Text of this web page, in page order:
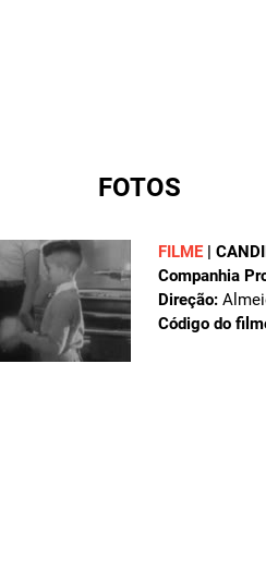
FOTOS
FILME |
Companhia
Direção:
Código do